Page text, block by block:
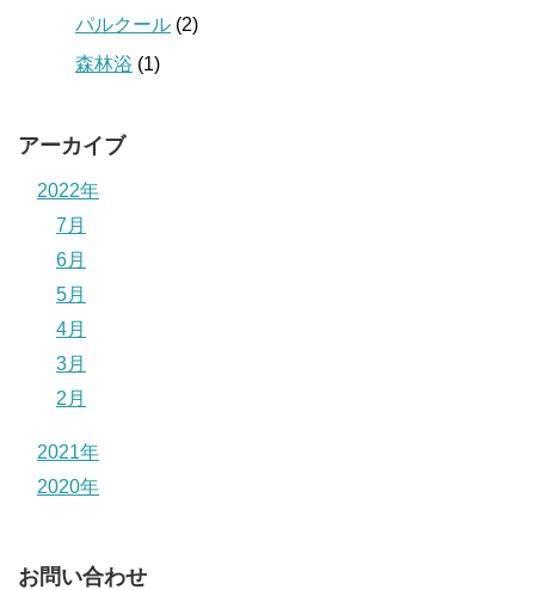
パルクール (2)
森林浴 (1)
アーカイブ
2022年
7月
6月
5月
4月
3月
2月
2021年
2020年
お問い合わせ